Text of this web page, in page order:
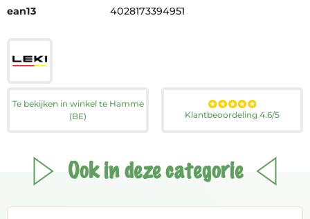
ean13 4028173394951
Te bekijken in winkel te Hamme
(BE)
Klantbeoordeling 4.6/5
Ook in deze categorie